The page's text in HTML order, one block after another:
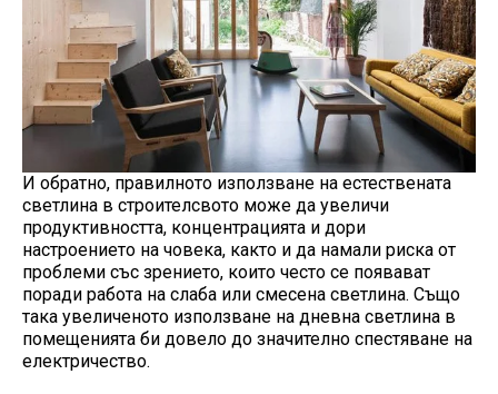
И обратно, правилното използване на естествената
светлина в строителсвото може да увеличи
продуктивността, концентрацията и дори
настроението на човека, както и да намали риска от
проблеми със зрението, които често се появават
поради работа на слаба или смесена светлина. Също
така увеличеното използване на дневна светлина в
помещенията би довело до значително спестяване на
електричество.